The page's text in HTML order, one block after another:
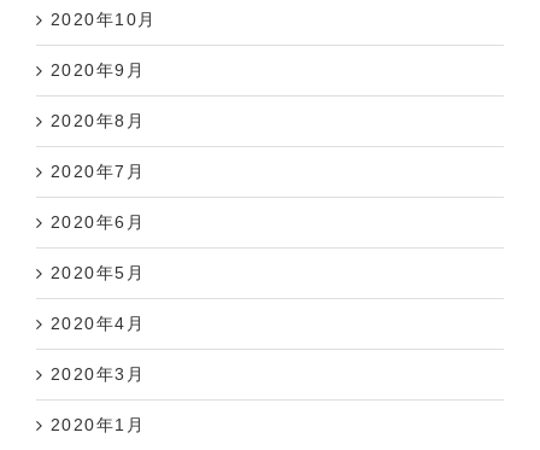
2020年10月
2020年9月
2020年8月
2020年7月
2020年6月
2020年5月
2020年4月
2020年3月
2020年1月